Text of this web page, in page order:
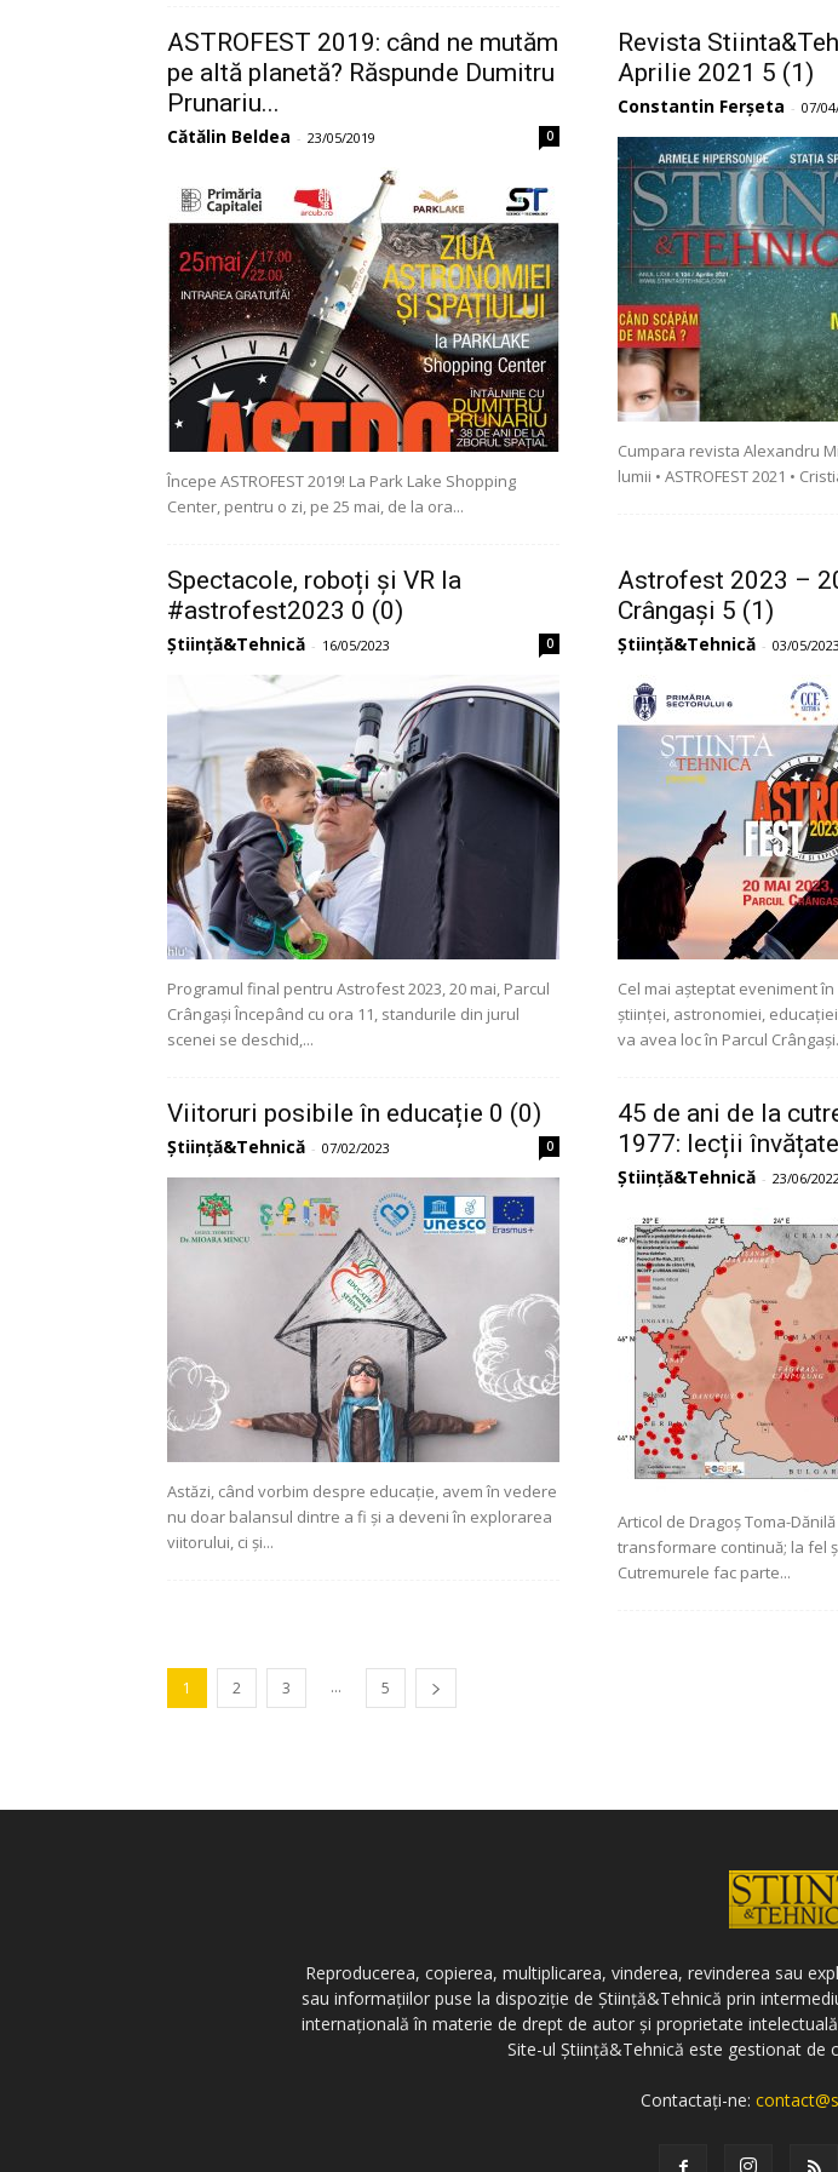
ASTROFEST 2019: când ne mutăm
pe altă planetă? Răspunde Dumitru
Prunariu...
Cătălin Beldea - 23/05/2019 0
Începe ASTROFEST 2019! La Park Lake Shopping
Center, pentru o zi, pe 25 mai, de la ora...
Revista
Aprilie 2021 5 (1)
Constantin Ferșeta - 07/
Cumpara revista Alexandru
lumii • ASTROFEST 2021 •
Spectacole, roboți și VR la
#astrofest2023 0 (0)
Știință&Tehnică - 16/05/2023 0
Programul final pentru Astrofest 2023, 20 mai, Parcul
Crângași Începând cu ora 11, standurile din jurul
scenei se deschid,...
Astrofest 2023 –
Crângași 5 (1)
Știință&Tehnică - 03/05/2023
Cel mai așteptat eveniment
științei, astronomiei, educației
va avea loc în Parcul
Viitoruri posibile în educație 0 (0)
Știință&Tehnică - 07/02/2023 0
Astăzi, când vorbim despre educație, avem în vedere
nu doar balansul dintre a fi și a deveni în explorarea
viitorului, ci și...
45 de ani de la
1977: lecții
Știință&Tehnică - 23/06/2022
Articol de Dragoș Toma-
transformare continuă; la fel
Cutremurele fac parte...
1 2 3 ... 5
Reproducerea, copierea, multiplicarea, vinderea, revinderea sau
sau informațiilor puse la dispoziție de Știință&Tehnică prin
internațională în materie de drept de autor și proprietate
Site-ul Știință&Tehnică este gestionat de
Contactați-ne: